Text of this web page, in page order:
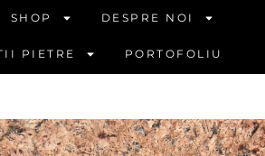
SHOP DESPRE NOI
PIETRE PORTOFOLIU